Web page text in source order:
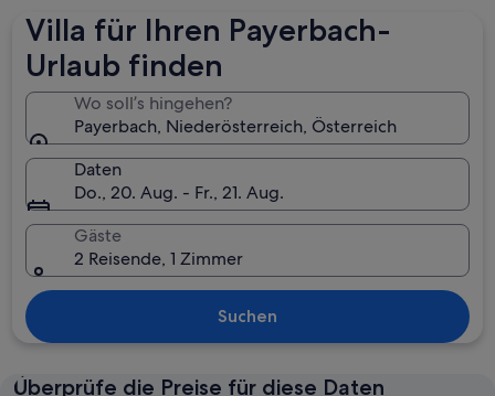
Villa für Ihren Payerbach-
Urlaub finden
Wo soll’s hingehen?
Payerbach, Niederösterreich, Österreich
Daten
Do., 20. Aug. - Fr., 21. Aug.
Gäste
2 Reisende, 1 Zimmer
Suchen
Überprüfe die Preise für diese Daten